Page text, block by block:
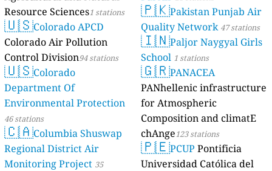
Resource Sciences1 stations
🇺🇸Colorado APCD
Colorado Air Pollution
Control Division94 stations
🇺🇸Colorado
Department Of
Environmental Protection
46 stations
🇨🇦Columbia Shuswap
Regional District Air
Monitoring Project 35
🇵🇰Pakistan Punjab Air
Quality Network 47 stations
🇮🇳Paljor Naygyal Girls
School 1 stations
🇬🇷PANACEA
PANhellenic infrastructure
for Atmospheric
Composition and climatE
chAnge123 stations
🇵🇪PCUP Pontificia
Universidad Católica del